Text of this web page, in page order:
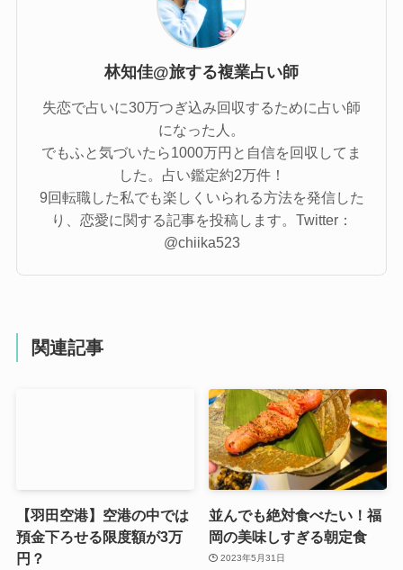
林知佳@旅する複業占い師
失恋で占いに30万つぎ込み回収するために占い師
になった人。
でもふと気づいたら1000万円と自信を回収してま
した。占い鑑定約2万件！
9回転職した私でも楽しくいられる方法を発信した
り、恋愛に関する記事を投稿します。Twitter：
@chiika523
関連記事
【羽田空港】空港の中では
預金下ろせる限度額が3万
円？
並んでも絶対食べたい！福
岡の美味しすぎる朝定食
2023年5月31日